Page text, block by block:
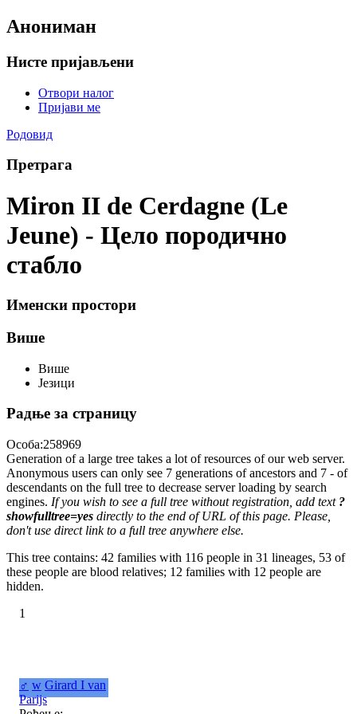
Анониман
Нисте пријављени
Отвори налог
Пријави ме
Родовид
Претрага
Miron II de Cerdagne (Le
Jeune) - Цело породично
стабло
Именски простори
Више
Више
Језици
Радње за страницу
Особа:258969
Generation of a large tree takes a lot of resources of our web server.
Anonymous users can only see 7 generations of ancestors and 7 - of
descendants on the full tree to decrease server loading by search
engines. If you wish to see a full tree without registration, add text ?
showfulltree=yes directly to the end of URL of this page. Please,
don't use direct link to a full tree anywhere else.
This tree contains: 42 families with 116 people in 31 lineages, 53 of
these people are blood relatives; 12 families with 12 people are
hidden.
1
♂ w Girard I van
Parijs